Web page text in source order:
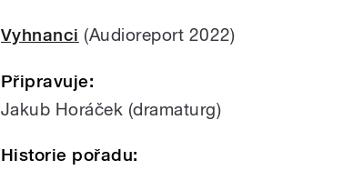
Vyhnanci (Audioreport 2022)
Připravuje:
Jakub Horáček (dramaturg)
Historie pořadu: